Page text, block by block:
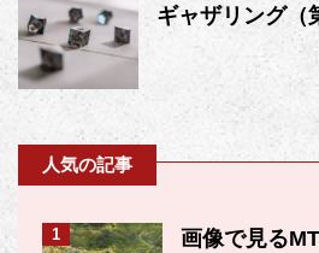
ギャザリング（
人気の記事
1
画像で見る